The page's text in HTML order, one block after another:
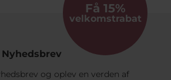
Få 15%
velkomstrabat
Nyhedsbrev
og oplev en verden af